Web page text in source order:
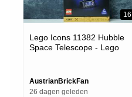
Lego Icons 11382 Hubble
Space Telescope - Lego
AustrianBrickFan
26 dagen geleden